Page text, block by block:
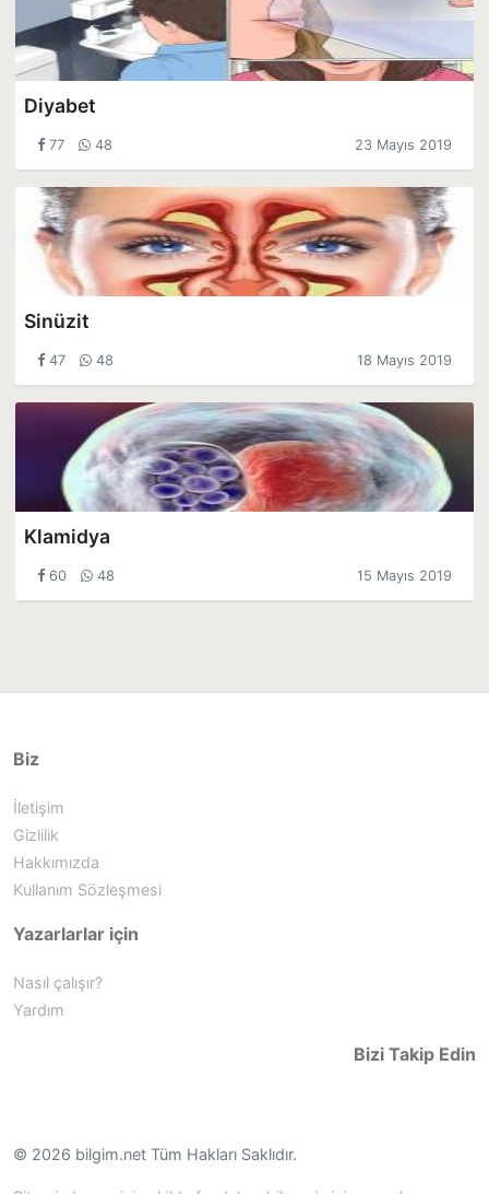
Diyabet
77 48 23 Mayıs 2019
Sinüzit
47 48 18 Mayıs 2019
Klamidya
60 48 15 Mayıs 2019
Biz
İletişim
Gizlilik
Hakkımızda
Kullanım Sözleşmesi
Yazarlarlar için
Nasıl çalışır?
Yardım
Bizi Takip Edin
© 2026 bilgim.net Tüm Hakları Saklıdır.